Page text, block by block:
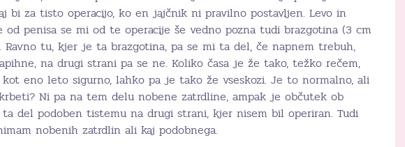
bi za tisto operacijo, ko en jajčnik ni pravilno postavljen. Levo in
od penisa se mi od te operacije še vedno pozna tudi brazgotina (3 cm
Ravno tu, kjer je ta brazgotina, pa se mi ta del, če napnem trebuh,
na drugi strani pa se ne. Koliko časa je že tako, težko rečem,
kot eno leto sigurno, lahko pa je tako že vseskozi. Je to normalno, ali
Ni pa na tem delu nobene zatrdline, ampak je občutek ob
del podoben tistemu na drugi strani, kjer nisem bil operiran. Tudi
nobenih zatrdlin ali kaj podobnega.